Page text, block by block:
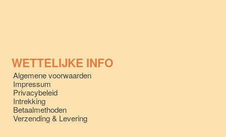
WETTELIJKE INFO
Algemene voorwaarden
Impressum
Privacybeleid
Intrekking
Betaalmethoden
Verzending & Levering